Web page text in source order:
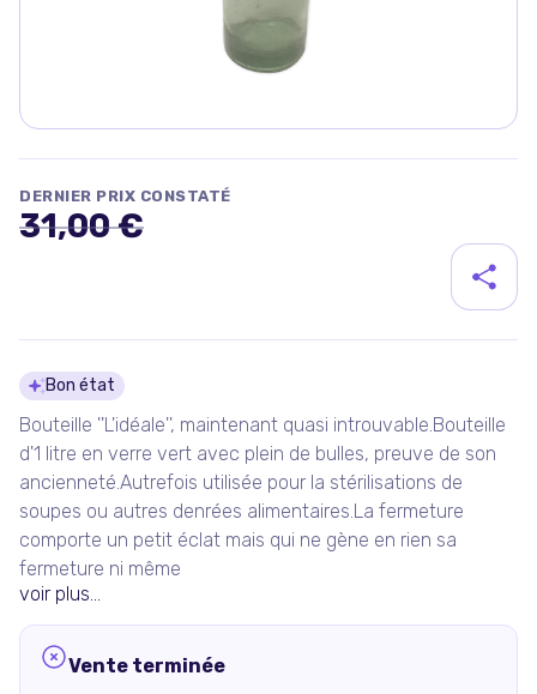
DERNIER PRIX CONSTATÉ
31,00 €
Détails du produit
Bon état
Bouteille ''L'idéale'', maintenant quasi introuvable.Bouteille
d'1 litre en verre vert avec plein de bulles, preuve de son
ancienneté.Autrefois utilisée pour la stérilisations de
soupes ou autres denrées alimentaires.La fermeture
comporte un petit éclat mais qui ne gène en rien sa
fermeture ni même
voir plus...
Vente terminée